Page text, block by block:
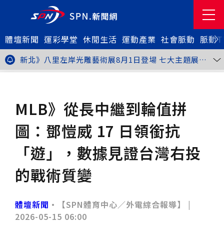
體壇新聞 運彩學堂 休閒生活 運動產業 社會脈動 脈動
金牌搖籃驚傳「球荒」！江啟臣偕運彩公會挺萬和國
中，捐贈 1800 顆羽球助小將 4 月全中運奪金
台中》15分鐘的診療，13年的堅持！ 中山醫大牙醫系
跨海義診13年
新北》八里左岸光雕藝術展8月1日登場 七大主題展區
打造夏夜光影盛宴
台中》中聯油脂案釀全民恐慌 議員張芬郁質詢轟食安稽
適圈」祕笈
台中》食安風暴擴大 中彰投苗縣市長參選人提「食安聯
防治理平台」等3主張
台中》中山醫大攜手新創登陸亞洲生技展 發表「微奈米
眼用鏡片」等13項臨床研發技術
高雄》啟用近30年迎來外觀與結構重塑 高雄旗津輪渡
站改造完工啟用
縮短藥效等待期！中山附醫引進速效抗憂鬱鼻噴劑 24
小時內見效、助重症患者重返社會
台北》首創水資源循環教育園區 民生水資再生廠環教館
正式啟用
專題人物》我不是會長，是歐巴桑！」穆閩珠自掏腰包
藝術治療走出多年陰霾
台中》強颱巴威逼近 中市勞工局籲落實防颱整備
台中》中捷聯名VTuber活動告捷 首5日運量增24%周
中部首間雅樂軒酒店
THE世界大學影響力排名公佈 中山醫大SDG3獲全球第
23名、全台醫學大學第3名
桃園市籌備115年全民運動會 體育局：預計9月前完成
MLB》從長中繼到輪值拼
圖：鄧愷威 17 日領銜抗
「遊」，數據見證台灣右投
的戰術質變
體壇新聞 •【SPN體育中心／外電綜合報導】 |
2026-05-15 06:00